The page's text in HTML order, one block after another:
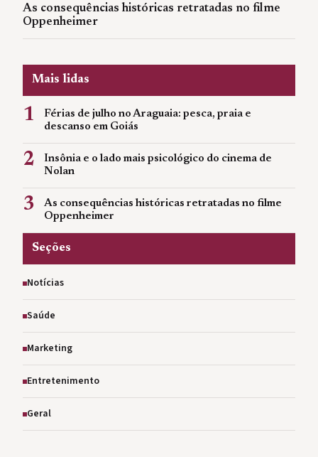
As consequências históricas retratadas no filme
Oppenheimer
Mais lidas
1
Férias de julho no Araguaia: pesca, praia e
descanso em Goiás
2
Insônia e o lado mais psicológico do cinema de
Nolan
3
As consequências históricas retratadas no filme
Oppenheimer
Seções
Notícias
Saúde
Marketing
Entretenimento
Geral